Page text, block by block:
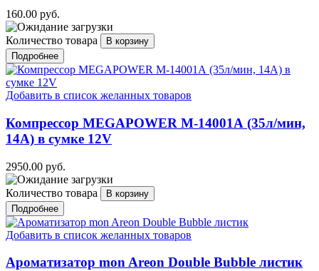
160.00 руб.
Количество товара
Подробнее
Добавить в список желанных товаров
Компрессор MEGAPOWER M-14001А (35л/мин,
14А) в сумке 12V
2950.00 руб.
Количество товара
Подробнее
Добавить в список желанных товаров
Ароматизатор mon Areon Double Bubble листик